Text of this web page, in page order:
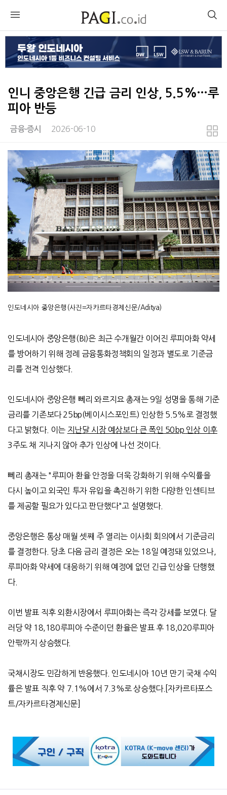
인니 중앙은행 긴급 금리 인상, 5.5%…루
피아 반등
금융∙증시 2026-06-10
본문
인도네시아 중앙은행(사진=자카르타경제신문/Aditya)
인도네시아 중앙은행(BI)은 최근 수개월간 이어진 루피아화 약세
를 방어하기 위해 정례 금융통화정책회의 일정과 별도로 기준금
리를 전격 인상했다.
인도네시아 중앙은행 뻬리 와르지요 총재는9일 성명을 통해 기준
금리를 기존보다25bp(베이시스포인트) 인상한5.5% 로 결정했
다고 밝혔다. 이는 지난달 시장 예상보다 큰 폭인 50bp 인상 이후
3주도 채 지나지 않아 추가 인상에 나선 것이다.
뻬리 총재는"루피아 환율 안정을 더욱 강화하기 위해 수익률을
다시 높이고 외국인 투자 유입을 촉진하기 위한 다양한 인센티브
를 제공할 필요가 있다고 판단했다" 고 설명했다.
중앙은행은 통상 매월 셋째 주 열리는 이사회 회의에서 기준금리
를 결정한다. 당초 다음 금리 결정은 오는18일 예정돼 있었으나,
루피아화 약세에 대응하기 위해 예정에 없던 긴급 인상을 단행했
다.
이번 발표 직후 외환시장에서 루피아화는 즉각 강세를 보였다. 달
러당 약18,180루피아 수준이던 환율은 발표 후18,020루피아
안팎까지 상승했다.
국채시장도 민감하게 반응했다. 인도네시아10년 만기 국채 수익
률은 발표 직후 약 7.1%에서 7.3%로 상승했다.[자카르타포스
트 /자카르타경제신문